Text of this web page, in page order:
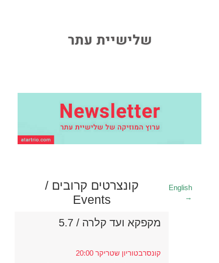
קונצרטים קרובים /
Events
English
→
מקפקא ועד קלרה / 5.7
קונסרבטוריון שטריקר 20:00